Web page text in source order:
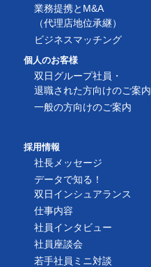
業務提携とM&A
（代理店地位承継）
ビジネスマッチング
個人のお客様
双日グループ社員・
退職された方向けのご案内
一般の方向けのご案内
採用情報
社長メッセージ
データで知る！
双日インシュアランス
仕事内容
社員インタビュー
社員座談会
若手社員ミニ対談